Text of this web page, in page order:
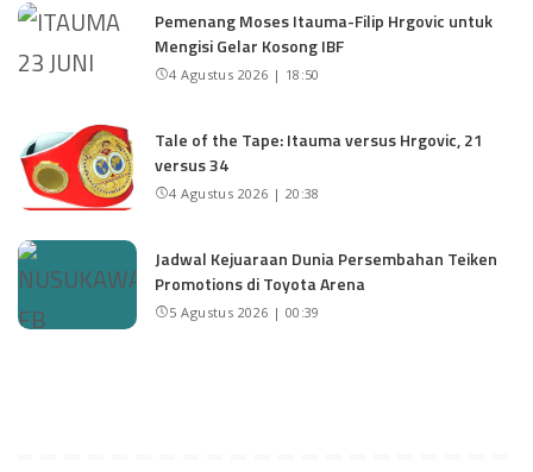
Pemenang Moses Itauma-Filip Hrgovic untuk
Mengisi Gelar Kosong IBF
4 Agustus 2026 | 18:50
Tale of the Tape: Itauma versus Hrgovic, 21
versus 34
4 Agustus 2026 | 20:38
Jadwal Kejuaraan Dunia Persembahan Teiken
Promotions di Toyota Arena
5 Agustus 2026 | 00:39